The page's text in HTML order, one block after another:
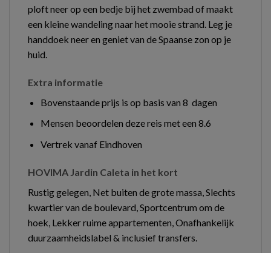
ploft neer op een bedje bij het zwembad of maakt
een kleine wandeling naar het mooie strand. Leg je
handdoek neer en geniet van de Spaanse zon op je
huid.
Extra informatie
Bovenstaande prijs is op basis van 8 dagen
Mensen beoordelen deze reis met een 8.6
Vertrek vanaf Eindhoven
HOVIMA Jardin Caleta in het kort
Rustig gelegen, Net buiten de grote massa, Slechts
kwartier van de boulevard, Sportcentrum om de
hoek, Lekker ruime appartementen, Onafhankelijk
duurzaamheidslabel & inclusief transfers.